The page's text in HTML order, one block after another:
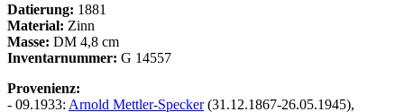
Datierung: 1881
Material: Zinn
Masse: DM 4,8 cm
Inventarnummer: G 14557
Provenienz:
- 09.1933: Arnold Mettler-Specker(31.12.1867-26.05.1945),